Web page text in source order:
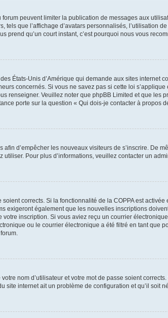
peuvent limiter la publication de messages aux
que l’affichage d’avatars personnalisés, l’utilisation
prend qu’un court instant, c’est pourquoi nous vous
États-Unis d’Amérique qui demande aux sites
concernés. Si vous ne savez pas si cette loi
renseigner. Veuillez noter que phpBB Limited et que les
porte sur la question « Qui dois-je contacter à propos
d’empêcher les nouveaux visiteurs de s’inscrire. De
Pour plus d’informations, veuillez contacter un
corrects. Si la fonctionnalité de la COPPA est
exigeront également que les nouvelles inscriptions
inscription. Si vous aviez reçu un courrier
ou le courrier électronique a été filtré en tant que
nom d’utilisateur et votre mot de passe soient
internet ait un problème de configuration et qu’il soit